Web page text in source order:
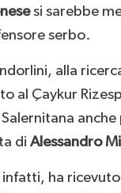
si sarebbe
serbo.
alla
al Çaykur
di Alessandro
infatti, ha